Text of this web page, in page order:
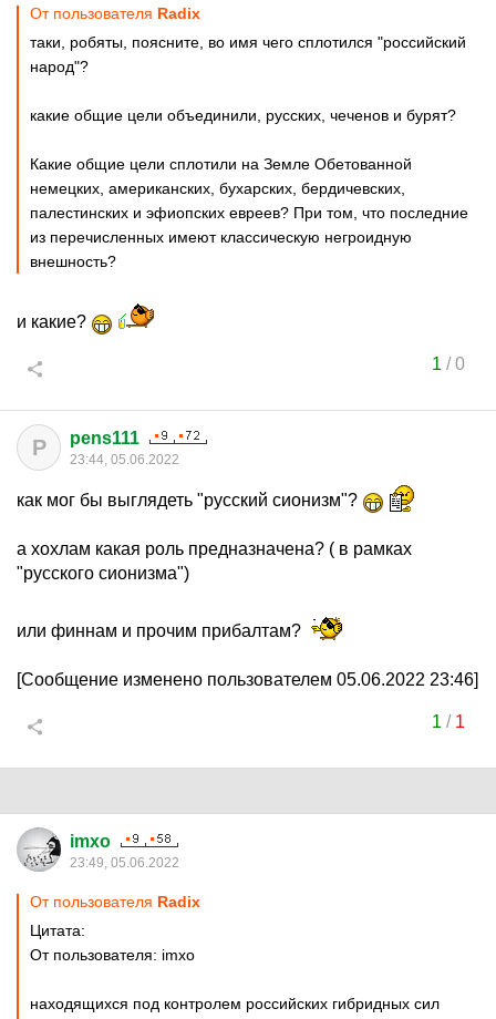
От пользователя Rаdix
таки, робяты, поясните, во имя чего сплотился "российский
народ"?
какие общие цели объединили, русских, чеченов и бурят?
Какие общие цели сплотили на Земле Обетованной
немецких, американских, бухарских, бердичевских,
палестинских и эфиопских евреев? При том, что последние
из перечисленных имеют классическую негроидную
внешность?
и какие?
1 /0
P pens111
23:44, 05.06.2022
как мог бы выглядеть "русский сионизм"?
а хохлам какая роль предназначена? ( в рамках
"русского сионизма")
или финнам и прочим прибалтам?
[Сообщение изменено пользователем 05.06.2022 23:46]
1 / 1
imxo
23:49, 05.06.2022
От пользователя Rаdix
Цитата:
От пользователя: imxo
находящихся под контролем российских гибридных сил